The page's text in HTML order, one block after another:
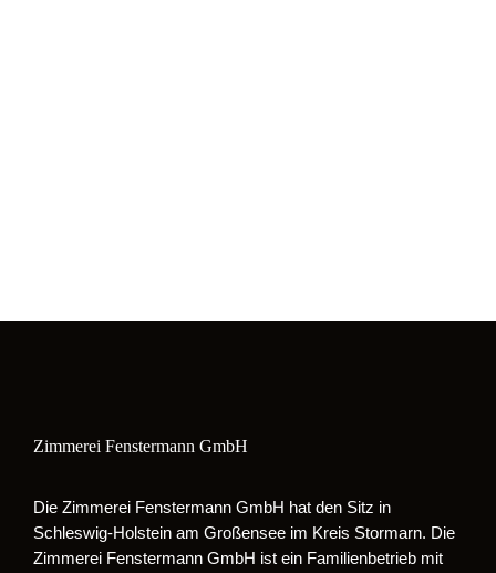
Zimmerei Fenstermann GmbH
Die Zimmerei Fenstermann GmbH hat den Sitz in
Schleswig-Holstein am Großensee im Kreis Stormarn. Die
Zimmerei Fenstermann GmbH ist ein Familienbetrieb mit